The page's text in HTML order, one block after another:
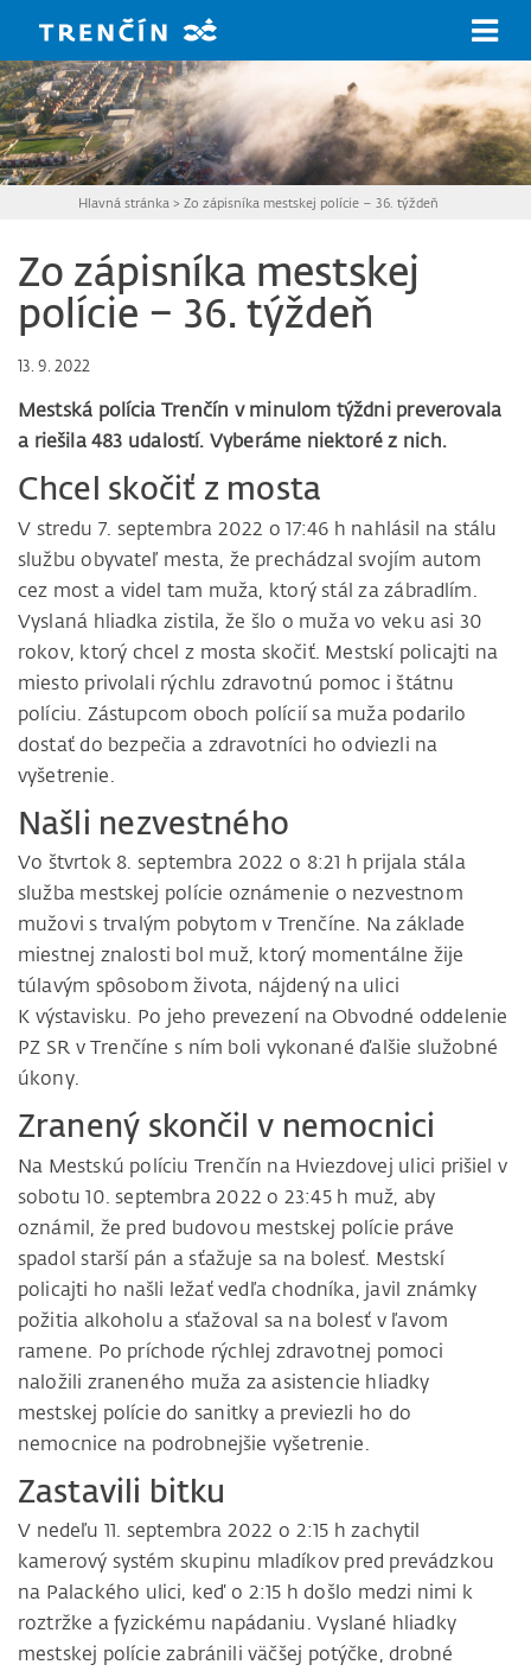
Hlavná stránka >Zo zápisníka mestskej polície – 36. týždeň
Zo zápisníka mestskej
polície – 36. týždeň
13. 9. 2022
Mestská polícia Trenčín v minulom týždni preverovala
a riešila 483 udalostí. Vyberáme niektoré z nich.
Chcel skočiť z mosta
V stredu 7. septembra 2022 o 17:46 h nahlásil na stálu
službu obyvateľ mesta, že prechádzal svojím autom
cez most a videl tam muža, ktorý stál za zábradlím.
Vyslaná hliadka zistila, že šlo o muža vo veku asi 30
rokov, ktorý chcel z mosta skočiť. Mestskí policajti na
miesto privolali rýchlu zdravotnú pomoc i štátnu
políciu. Zástupcom oboch polícií sa muža podarilo
dostať do bezpečia a zdravotníci ho odviezli na
vyšetrenie.
Našli nezvestného
Vo štvrtok 8. septembra 2022 o 8:21 h prijala stála
služba mestskej polície oznámenie o nezvestnom
mužovi s trvalým pobytom v Trenčíne. Na základe
miestnej znalosti bol muž, ktorý momentálne žije
túlavým spôsobom života, nájdený na ulici
K výstavisku. Po jeho prevezení na Obvodné oddelenie
PZ SR v Trenčíne s ním boli vykonané ďalšie služobné
úkony.
Zranený skončil v nemocnici
Na Mestskú políciu Trenčín na Hviezdovej ulici prišiel v
sobotu 10. septembra 2022 o 23:45 h muž, aby
oznámil, že pred budovou mestskej polície práve
spadol starší pán a sťažuje sa na bolesť. Mestskí
policajti ho našli ležať vedľa chodníka, javil známky
požitia alkoholu a sťažoval sa na bolesť v ľavom
ramene. Po príchode rýchlej zdravotnej pomoci
naložili zraneného muža za asistencie hliadky
mestskej polície do sanitky a previezli ho do
nemocnice na podrobnejšie vyšetrenie.
Zastavili bitku
V nedeľu 11. septembra 2022 o 2:15 h zachytil
kamerový systém skupinu mladíkov pred prevádzkou
na Palackého ulici, keď o 2:15 h došlo medzi nimi k
roztržke a fyzickému napádaniu. Vyslané hliadky
mestskej polície zabránili väčšej potýčke, drobné